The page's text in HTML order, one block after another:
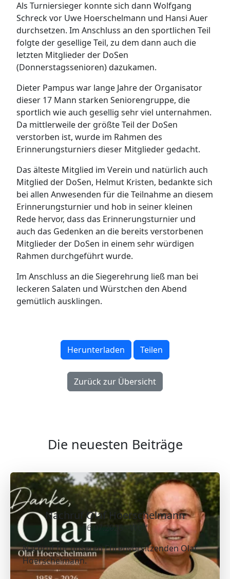
Als Turniersieger konnte sich dann Wolfgang
Schreck vor Uwe Hoerschelmann und Hansi Auer
durchsetzen. Im Anschluss an den sportlichen Teil
folgte der gesellige Teil, zu dem dann auch die
letzten Mitglieder der DoSen
(Donnerstagssenioren) dazukamen.
Dieter Pampus war lange Jahre der Organisator
dieser 17 Mann starken Seniorengruppe, die
sportlich wie auch gesellig sehr viel unternahmen.
Da mittlerweile der größte Teil der DoSen
verstorben ist, wurde im Rahmen des
Erinnerungsturniers dieser Mitglieder gedacht.
Das älteste Mitglied im Verein und natürlich auch
Mitglied der DoSen, Helmut Kristen, bedankte sich
bei allen Anwesenden für die Teilnahme an diesem
Erinnerungsturnier und hob in seiner kleinen
Rede hervor, dass das Erinnerungsturnier und
auch das Gedenken an die bereits verstorbenen
Mitglieder der DoSen in einem sehr würdigen
Rahmen durchgeführt wurde.
Im Anschluss an die Siegerehrung ließ man bei
leckeren Salaten und Würstchen den Abend
gemütlich ausklingen.
Herunterladen Teilen
Zurück zur Übersicht
Die neuesten Beiträge
Nachruf Olaf Hoerschelmann
06.07.2026 - Wolf
Nachruf für unseren Ehrenvorsitzenden Olaf
Hoerschelmann.